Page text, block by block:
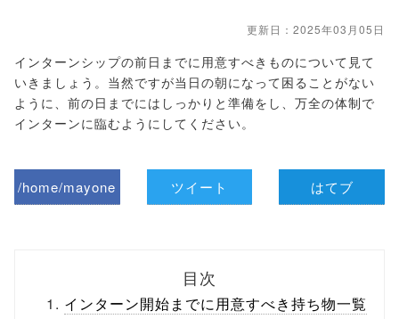
更新日：2025年03月05日
インターンシップの前日までに用意すべきものについて見て
いきましょう。当然ですが当日の朝になって困ることがない
ように、前の日までにはしっかりと準備をし、万全の体制で
インターンに臨むようにしてください。
/home/mayone
ツイート はてブ
目次
インターン開始までに用意すべき持ち物一覧